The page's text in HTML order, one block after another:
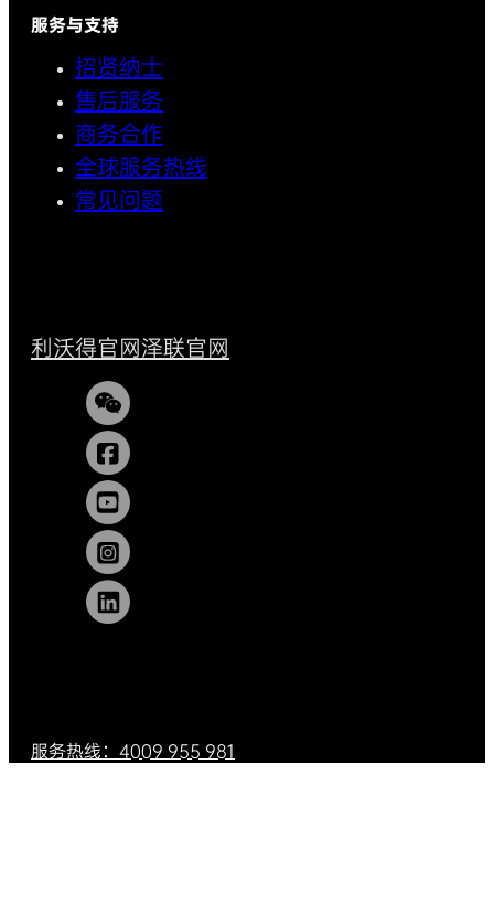
服务与支持
招贤纳士
售后服务
商务合作
全球服务热线
常见问题
利沃得官网泽联官网
服务热线：4009 955 981